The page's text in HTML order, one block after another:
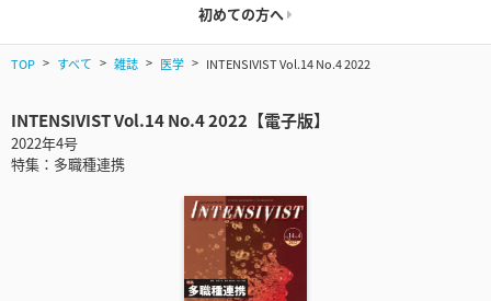
初めての方へ
TOP すべて 雑誌 医学 INTENSIVIST Vol.14 No.4 2022
INTENSIVIST Vol.14 No.4 2022【電子版】
2022年4号
特集：多職種連携